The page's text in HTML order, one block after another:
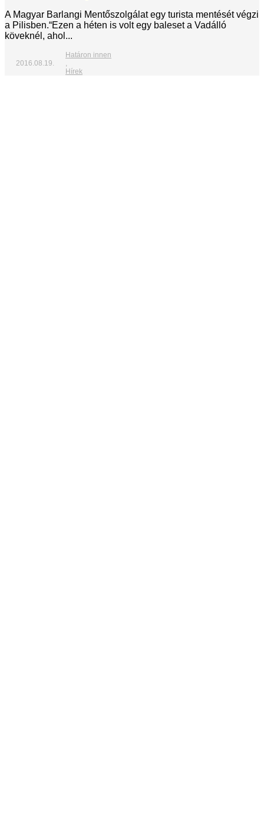
A Magyar Barlangi Mentőszolgálat egy turista mentését végzi
a Pilisben.“Ezen a héten is volt egy baleset a Vadálló
köveknél, ahol...
2016.08.19.
Határon innen
,
Hírek